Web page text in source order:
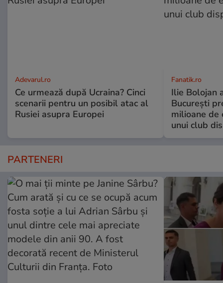
Adevarul.ro
Ce urmează după Ucraina? Cinci
scenarii pentru un posibil atac al
Rusiei asupra Europei
Fanatik.ro
Ilie Bolojan
București
milioane de
unui club
PARTENERI